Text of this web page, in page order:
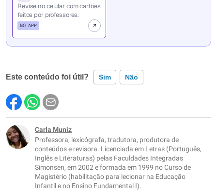
Revise no celular com cartões
feitos por professores.
NO APP
Este conteúdo foi útil? Sim Não
Este conteúdo contém informação incorreta
Este conteúdo não tem a informação que procuro
Outro
Carla Muniz
Professora, lexicógrafa, tradutora, produtora de
conteúdos e revisora. Licenciada em Letras (Português,
Inglês e Literaturas) pelas Faculdades Integradas
Simonsen, em 2002 e formada em 1999 no Curso de
Magistério (habilitação para lecionar na Educação
Infantil e no Ensino Fundamental I).